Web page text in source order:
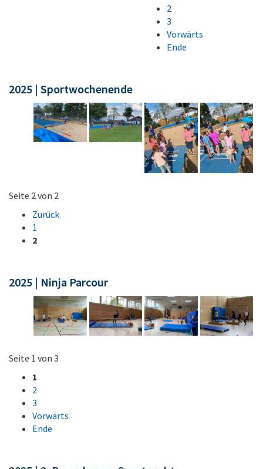
2
3
Vorwärts
Ende
2025 | Sportwochenende
Seite 2 von 2
Zurück
1
2
2025 | Ninja Parcour
Seite 1 von 3
1
2
3
Vorwärts
Ende